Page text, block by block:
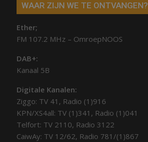
WAAR ZIJN WE TE ONTVANGEN?
Ether;
FM 107.2 MHz – OmroepNOOS
DAB+:
Kanaal 5B
Digitale Kanalen:
Ziggo: TV 41, Radio (1)916
KPN/XS4all: TV (1)341, Radio (1)041
Telfort: TV 2110, Radio 3122
CaiwAy: TV 12/62, Radio 781/(1)867